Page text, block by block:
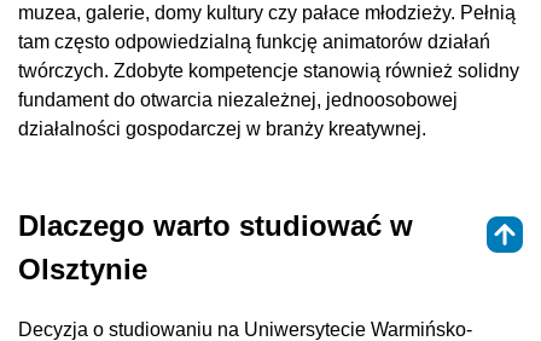
muzea, galerie, domy kultury czy pałace młodzieży. Pełnią
tam często odpowiedzialną funkcję animatorów działań
twórczych. Zdobyte kompetencje stanowią również solidny
fundament do otwarcia niezależnej, jednoosobowej
działalności gospodarczej w branży kreatywnej.
Dlaczego warto studiować w
Olsztynie
Decyzja o studiowaniu na Uniwersytecie Warmińsko-